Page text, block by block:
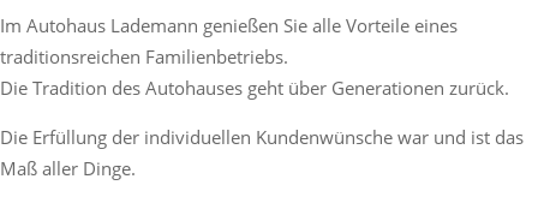
Im Autohaus Lademann genießen Sie alle Vorteile eines
traditionsreichen Familienbetriebs.
Die Tradition des Autohauses geht über Generationen zurück.
Die Erfüllung der individuellen Kundenwünsche war und ist das
Maß aller Dinge.